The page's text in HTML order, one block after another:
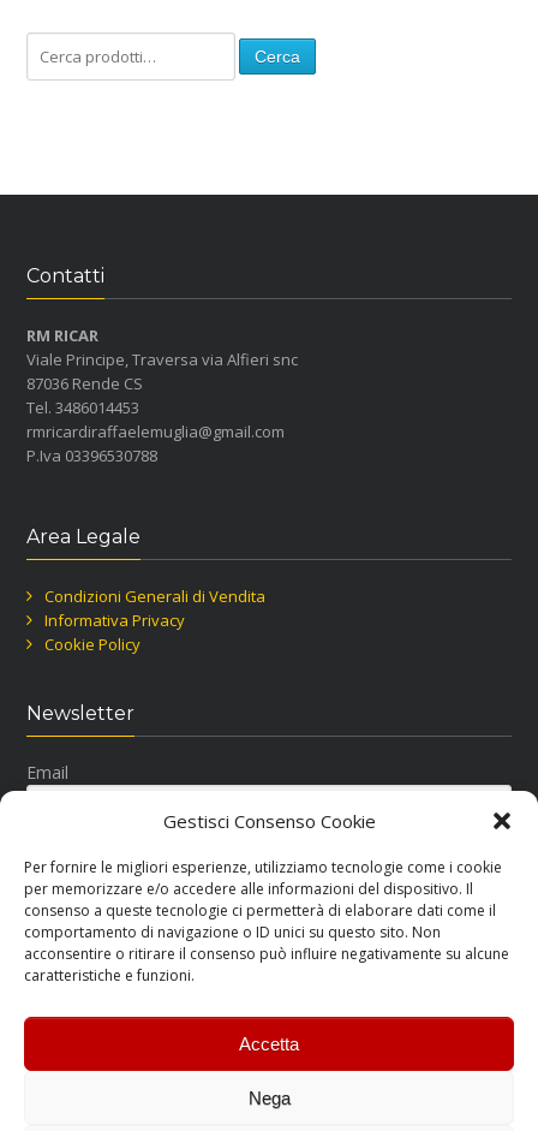
Gestisci Consenso Cookie
Per fornire le migliori esperienze, utilizziamo tecnologie come i cookie
per memorizzare e/o accedere alle informazioni del dispositivo. Il
consenso a queste tecnologie ci permetterà di elaborare dati come il
comportamento di navigazione o ID unici su questo sito. Non
acconsentire o ritirare il consenso può influire negativamente su alcune
caratteristiche e funzioni.
Accetta
Nega
Cerca
Contatti
RM RICAR
Viale Principe, Traversa via Alfieri snc
87036 Rende CS
Tel. 3486014453
rmricardiraffaelemuglia@gmail.com
P.Iva 03396530788
Area Legale
Condizioni Generali di Vendita
Informativa Privacy
Cookie Policy
Newsletter
Email
Seguici su Facebook